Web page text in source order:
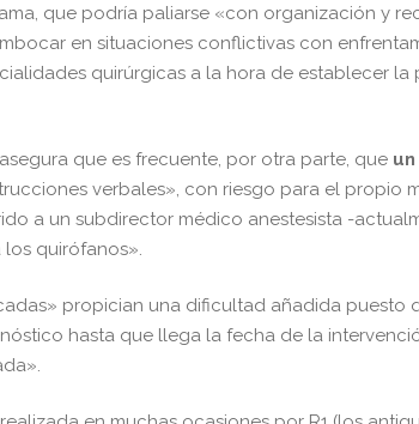
que podría paliarse «con organización y
en situaciones conflictivas con
quirúrgicas a la hora de establecer la
que es frecuente, por otra parte, que
verbales», con riesgo para el propio
a un subdirector médico anestesista -
quirófanos».
propician una dificultad añadida puesto
hasta que llega la fecha de la